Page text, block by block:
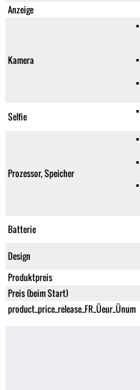
Anzeige
Kamera
Selfie
Prozessor, Speicher
Batterie
Design
Produktpreis
Preis (beim Start)
product_price_release_FR_Üeur_Ünum